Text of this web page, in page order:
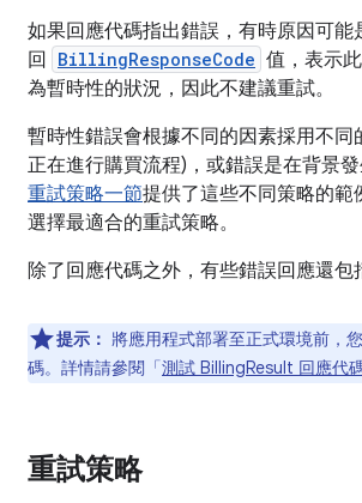
如果回應代碼指出錯誤，有時原因可
回
BillingResponseCode 值，表示
為暫時性的狀況，因此不建議重試。
暫時性錯誤會根據不同的因素採用不
正在進行購買流程)，或錯誤是在背景
重試策略一節提供了這些不同策略的範
選擇最適合的重試策略。
除了回應代碼之外，有些錯誤回應還包
提示： 將應用程式部署至正式環境前，
碼。詳情請參閱「測試 BillingResult 回應代
重試策略